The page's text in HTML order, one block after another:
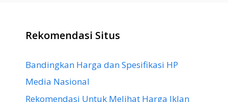
Rekomendasi Situs
Bandingkan Harga dan Spesifikasi HP
Media Nasional
Rekomendasi Untuk Melihat Harga Iklan